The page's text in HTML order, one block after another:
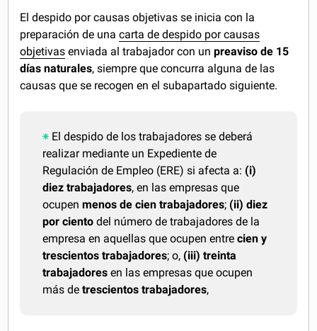
El despido por causas objetivas se inicia con la
preparación de unacarta de despido por causas
objetivas enviada al trabajador con unpreaviso de 15
días naturales, siempre que concurra alguna de las
causas que se recogen en el subapartado siguiente.
El despido de los trabajadores se deberá
realizar mediante un Expediente de
Regulación de Empleo (ERE) si afecta a: (i)
diez trabajadores, en las empresas que
ocupenmenos de cien trabajadores; (ii) diez
por ciento del número de trabajadores de la
empresa en aquellas que ocupen entre cien y
trescientos trabajadores; o, (iii) treinta
trabajadores en las empresas que ocupen
más detrescientos trabajadores,